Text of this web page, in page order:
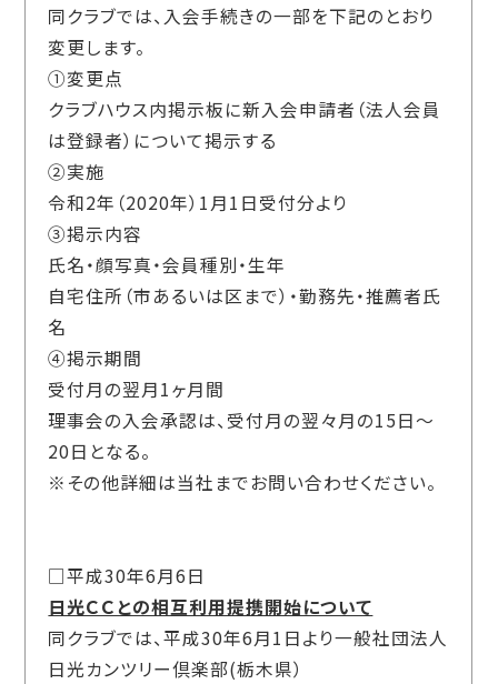
同クラブでは、入会手続きの一部を下記のとおり
変更します。
①変更点
クラブハウス内掲示板に新入会申請者（法人会員
は登録者）について掲示する
②実施
令和2年（2020年）1月1日受付分より
③掲示内容
氏名・顔写真・会員種別・生年
自宅住所（市あるいは区まで）・勤務先・推薦者氏
名
④掲示期間
受付月の翌月1ヶ月間
理事会の入会承認は、受付月の翌々月の15日～
20日となる。
※その他詳細は当社までお問い合わせください。
□平成30年6月6日
日光ＣＣとの相互利用提携開始について
同クラブでは、平成30年6月1日より一般社団法人
日光カンツリー倶楽部(栃木県）